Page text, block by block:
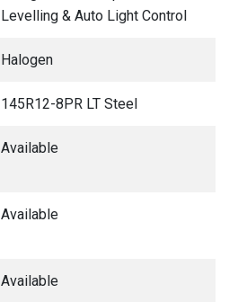
Levelling & Auto Light Control
Halogen
145R12-8PR LT Steel
Available
Available
Available